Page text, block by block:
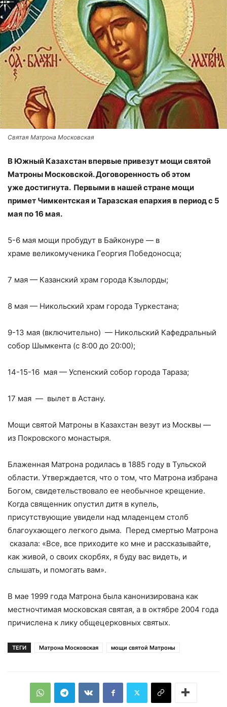
Святая Матрона Московская
В Южный Казахстан впервые привезут мощи святой
Матроны Московской. Договоренность об этом
уже достигнута. Первыми в нашей стране мощи
примет Чимкентская и Таразская епархия в период с 5
мая по 16 мая.
5-6 мая мощи пробудут в Байконуре — в
храме великомученика Георгия Победоносца;
7 мая — Казанский храм города Кзылорды;
8 мая — Никольский храм города Туркестана;
9-13 мая (включительно) — Никольский Кафедральный
собор Шымкента (с 8:00 до 20:00);
14-15-16 мая — Успенский собор города Тараза;
17 мая — вылет в Астану.
Мощи святой Матроны в Казахстан везут из Москвы —
из Покровского монастыря.
Блаженная Матрона родилась в 1885 году в Тульской
области. Утверждается, что о том, что Матрона избрана
Богом, свидетельствовало ее необычное крещение.
Когда священник опустил дитя в купель,
присутствующие увидели над младенцем столб
благоухающего легкого дыма. Перед смертью Матрона
сказала: «Все, все приходите ко мне и рассказывайте,
как живой, о своих скорбях, я буду вас видеть, и
слышать, и помогать вам».
В мае 1999 года Матрона была канонизирована как
местночтимая московская святая, а в октябре 2004 года
причислена к лику общецерковных святых.
ТЕГИ Матрона Московская мощи святой Матроны